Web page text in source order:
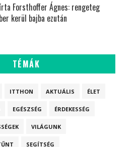
Forsthoffer Ágnes: rengeteg
kerül bajba ezután
TÉMÁK
ITTHON AKTUÁLIS ÉLET
EGÉSZSÉG ÉRDEKESSÉG
VILÁGUNK
SEGÍTSÉG